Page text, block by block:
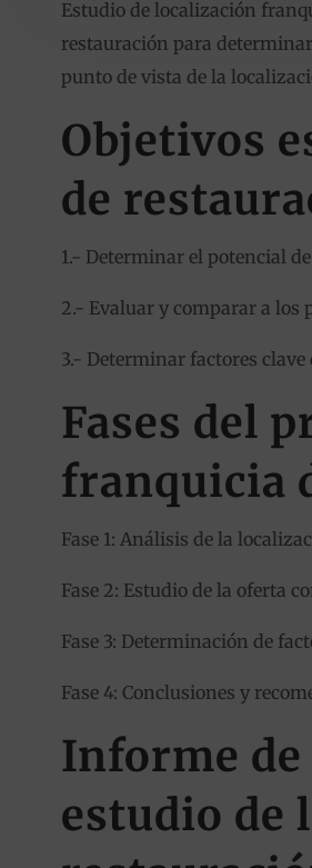
Estudio de localización
restauración para
punto de vista de la
Objetivos
de
1.- Determinar el potencial
2.- Evaluar y comparar a los
3.- Determinar factores clave
Fases del
franquicia
Fase 1: Análisis de la
Fase 2: Estudio de la oferta
Fase 3: Determinación de
Fase 4: Conclusiones y
Informe de
estudio de